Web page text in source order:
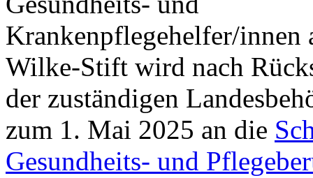
Krankenpflegehelfer/innen
Wilke-Stift wird nach
der zuständigen
zum 1. Mai 2025 an die
Gesundheits- und